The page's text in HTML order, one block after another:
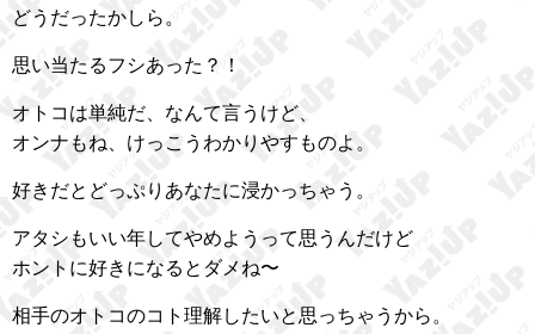
どうだったかしら。
思い当たるフシあった？！
オトコは単純だ、なんて言うけど、
オンナもね、けっこうわかりやすものよ。
好きだとどっぷりあなたに浸かっちゃう。
アタシもいい年してやめようって思うんだけど
ホントに好きになるとダメね〜
相手のオトコのコト理解したいと思っちゃうから。